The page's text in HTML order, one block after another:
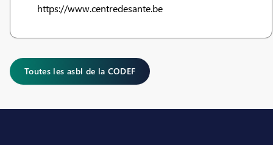
https://www.centredesante.be
Toutes les asbl de la CODEF